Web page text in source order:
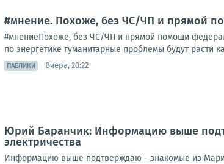
#мнение. Похоже, без ЧС/ЧП и прямой
#мнениеПохоже, без ЧС/ЧП и прямой помощи
по энергетике гуманитарные проблемы будут расти
ПАБЛИКИ Вчера, 20:22
Юрий Баранчик: Информацию выше
электричества
Информацию выше подтверждаю - знакомые из